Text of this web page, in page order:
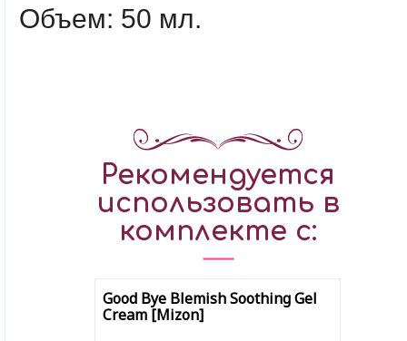
Объем: 50 мл.
Рекомендуется
использовать в
комплекте с:
Good Bye Blemish Soothing Gel
Cream [Mizon]